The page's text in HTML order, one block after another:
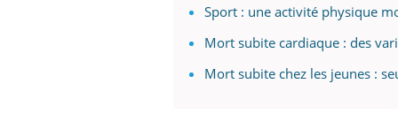
Sport : une activité physique
Mort subite cardiaque : des
Mort subite chez les jeunes :
Eczéma Chronique des Mains :